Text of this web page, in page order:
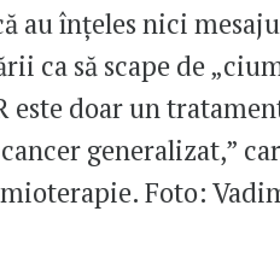
au înțeles nici
ca să scape de
este doar un
generalizat,”
Foto: